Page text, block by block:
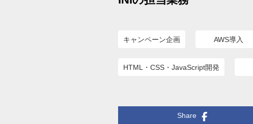
キャンペーン企画 AWS導入
HTML・CSS・JavaScript開発
Share